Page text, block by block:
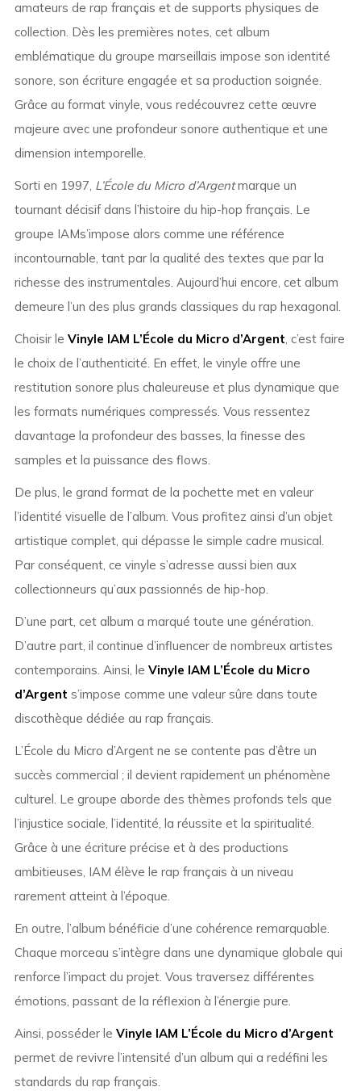
amateurs de rap français et de supports physiques de
collection. Dès les premières notes, cet album
emblématique du groupe marseillais impose son identité
sonore, son écriture engagée et sa production soignée.
Grâce au format vinyle, vous redécouvrez cette œuvre
majeure avec une profondeur sonore authentique et une
dimension intemporelle.
Sorti en 1997, L’École du Micro d’Argentmarque un
tournant décisif dans l’histoire du hip-hop français. Le
groupe IAMs’impose alors comme une référence
incontournable, tant par la qualité des textes que par la
richesse des instrumentales. Aujourd’hui encore, cet album
demeure l’un des plus grands classiques du rap hexagonal.
Choisir le Vinyle IAM L’École du Micro d’Argent, c’est faire
le choix de l’authenticité. En effet, le vinyle offre une
restitution sonore plus chaleureuse et plus dynamique que
les formats numériques compressés. Vous ressentez
davantage la profondeur des basses, la finesse des
samples et la puissance des flows.
De plus, le grand format de la pochette met en valeur
l’identité visuelle de l’album. Vous profitez ainsi d’un objet
artistique complet, qui dépasse le simple cadre musical.
Par conséquent, ce vinyle s’adresse aussi bien aux
collectionneurs qu’aux passionnés de hip-hop.
D’une part, cet album a marqué toute une génération.
D’autre part, il continue d’influencer de nombreux artistes
contemporains. Ainsi, le Vinyle IAM L’École du Micro
d’Argent s’impose comme une valeur sûre dans toute
discothèque dédiée au rap français.
L’École du Micro d’Argentne se contente pas d’être un
succès commercial ; il devient rapidement un phénomène
culturel. Le groupe aborde des thèmes profonds tels que
l’injustice sociale, l’identité, la réussite et la spiritualité.
Grâce à une écriture précise et à des productions
ambitieuses, IAM élève le rap français à un niveau
rarement atteint à l’époque.
En outre, l’album bénéficie d’une cohérence remarquable.
Chaque morceau s’intègre dans une dynamique globale qui
renforce l’impact du projet. Vous traversez différentes
émotions, passant de la réflexion à l’énergie pure.
Ainsi, posséder le Vinyle IAM L’École du Micro d’Argent
permet de revivre l’intensité d’un album qui a redéfini les
standards du rap français.